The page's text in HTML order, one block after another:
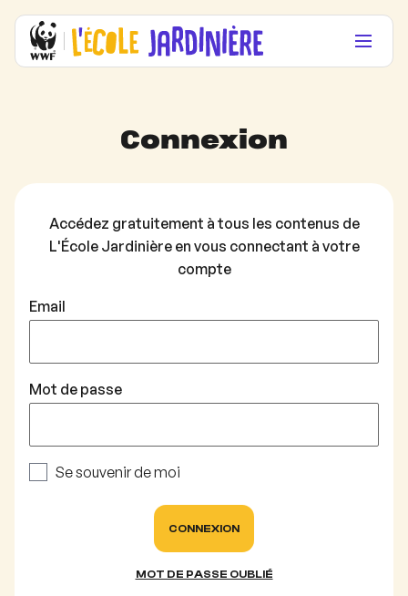
Connexion
Accédez gratuitement à tous les contenus de
L'École Jardinière en vous connectant à votre
compte
Email
Mot de passe
Se souvenir de moi
CONNEXION
MOT DE PASSE OUBLIÉ